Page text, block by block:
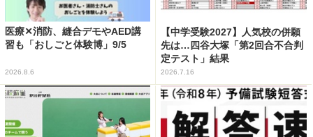
医療✕消防、縫合デモやAED講
習も「おしごと体験博」9/5
2026.8.6
【中学受験2027】人気校の併願
先は…四谷大塚「第2回合不合判
定テスト」結果
2026.7.16